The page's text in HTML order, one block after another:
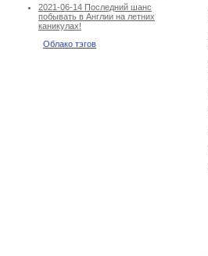
2021-06-14 Последний шанс
побывать в Англии на летних
каникулах!
Облако тэгов